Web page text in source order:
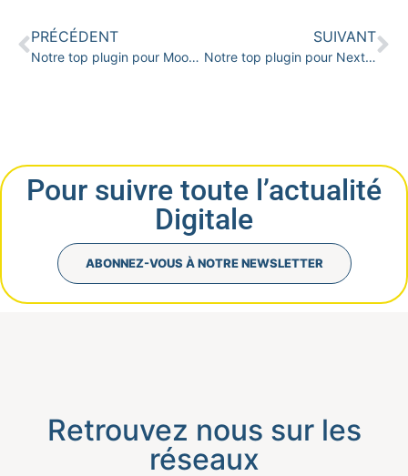
PRÉCÉDENT
Notre top plugin pour Moodle – Numéro #2
SUIVANT
Notre top plugin pour Nextcloud – Numéro #1
Pour suivre toute l’actualité
Digitale
ABONNEZ-VOUS À NOTRE NEWSLETTER
Retrouvez nous sur les
réseaux